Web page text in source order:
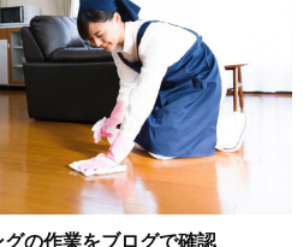
の作業をブログで確認